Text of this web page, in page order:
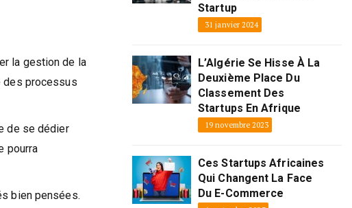
la gestion de la
des processus
de se dédier
pourra
bien pensées.
Startup
31 janvier 2024
L’Algérie Se Hisse À La
Deuxième Place Du
Classement Des
Startups En Afrique
19 novembre 2023
Ces Startups Africaines
Qui Changent La Face
Du E-Commerce